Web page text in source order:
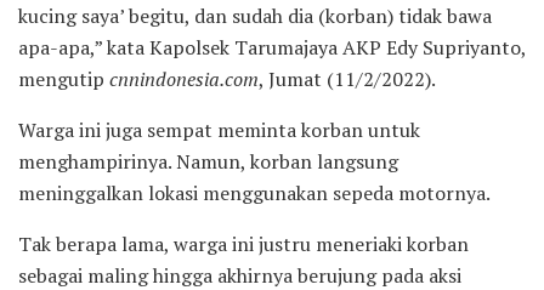
kucing saya’ begitu, dan sudah dia (korban) tidak bawa
apa-apa,” kata Kapolsek Tarumajaya AKP Edy Supriyanto,
mengutip cnnindonesia.com, Jumat (11/2/2022).
Warga ini juga sempat meminta korban untuk
menghampirinya. Namun, korban langsung
meninggalkan lokasi menggunakan sepeda motornya.
Tak berapa lama, warga ini justru meneriaki korban
sebagai maling hingga akhirnya berujung pada aksi